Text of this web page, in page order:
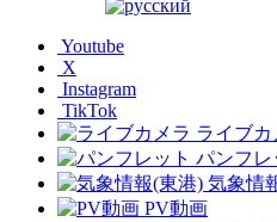
Youtube
X
Instagram
TikTok
ライブカ
パンフレ
気象情
PV動画